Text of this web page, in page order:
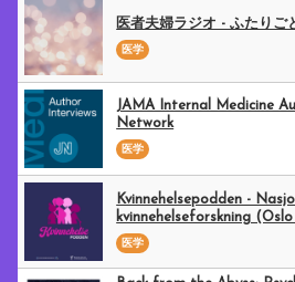
医者夫婦ラジオ - ふたりご
医学
JAMA Internal Medicine
Network
医学
Kvinnehelsepodden -
kvinnehelseforskning
医学